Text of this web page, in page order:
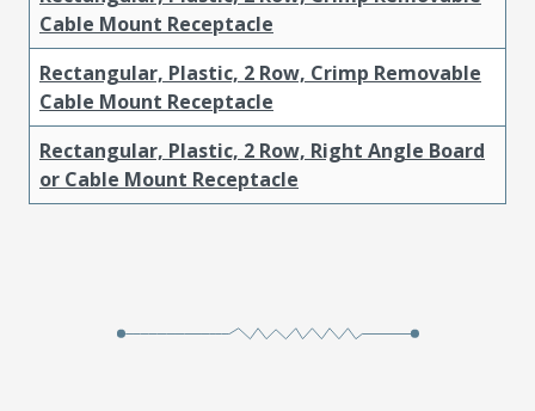
Cable Mount Receptacle
Rectangular, Plastic, 2 Row, Crimp Removable
Cable Mount Receptacle
Rectangular, Plastic, 2 Row, Right Angle Board
or Cable Mount Receptacle